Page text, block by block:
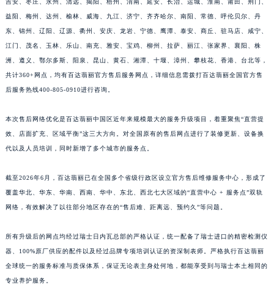
吉安、枣庄、永州、清远、揭阳、梧州、渭南、延安、长治、运城、淮南、莆田、荆门、
益阳、梅州、达州、榆林、威海、九江、济宁、齐齐哈尔、南阳、常德、呼伦贝尔、丹
东、锦州、辽阳、辽源、衢州、安庆、龙岩、宁德、鹰潭、泰安、商丘、驻马店、咸宁、
江门、茂名、玉林、乐山、南充、雅安、宝鸡、柳州、拉萨、丽江、张家界、襄阳、株
洲、遵义、鄂尔多斯、阳泉、昆山、黄石、湘潭、十堰、漳州、攀枝花、香港、台北等，
共计360+网点，均有百达翡丽官方售后服务网点，详细信息需拨打百达翡丽全国官方售
后服务热线400-805-0910进行咨询。
本次售后网络优化是百达翡丽中国区近年来规模最大的服务升级项目，着重聚焦“直营提
效、店面扩充、区域平衡”这三大方向。对全国原有的售后网点进行了装修更新、设备换
代以及人员培训，同时新增了多个城市的服务点。
截至2026年6月，百达翡丽已在全国多个省级行政区设立官方售后维修服务中心，形成了
覆盖华北、华东、华南、西南、华中、东北、西北七大区域的“直营中心 + 服务点”双轨
网络，有效解决了以往部分地区存在的“售后难、距离远、预约久”等问题。
所有升级后的网点均经过瑞士日内瓦总部的严格认证，统一配备了瑞士进口的精密检测仪
器、100%原厂供应的配件以及经过品牌专项培训认证的资深制表师。严格执行百达翡丽
全球统一的服务标准与质保体系，保证无论表主身处何地，都能享受到与瑞士本土相同的
专业养护服务。